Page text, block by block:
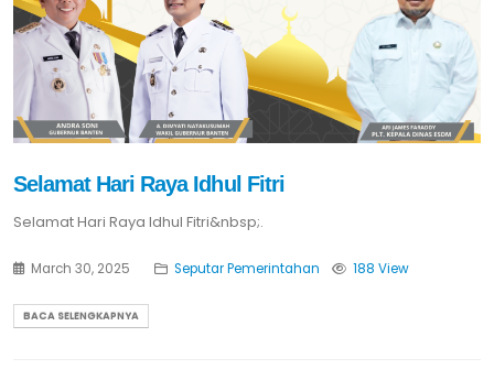
Selamat Hari Raya Idhul Fitri
Selamat Hari Raya Idhul Fitri&nbsp;.
March 30, 2025 Seputar Pemerintahan 188 View
BACA SELENGKAPNYA